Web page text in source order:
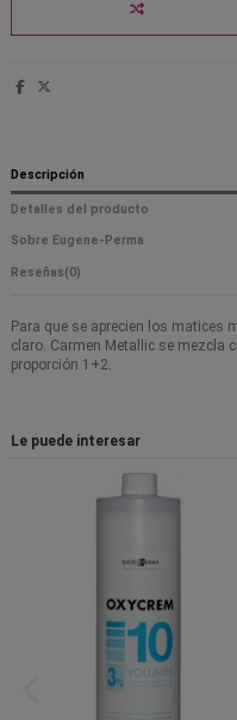
Descripción
Detalles del producto
Sobre Eugene-Perma
Reseñas(0)
Para que se aprecien los matices
claro. Carmen Metallic se mezcla
proporción 1+2.
Le puede interesar